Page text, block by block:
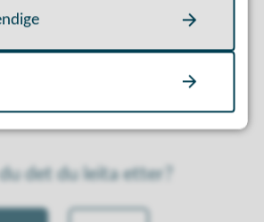
det du leita etter?